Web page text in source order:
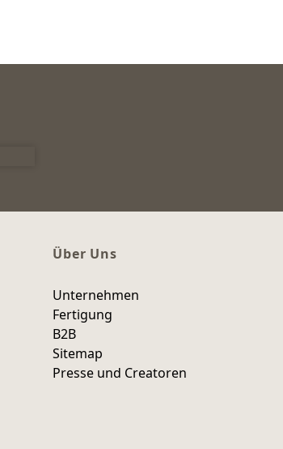
Über Uns
Unternehmen
Fertigung
B2B
Sitemap
Presse und Creatoren